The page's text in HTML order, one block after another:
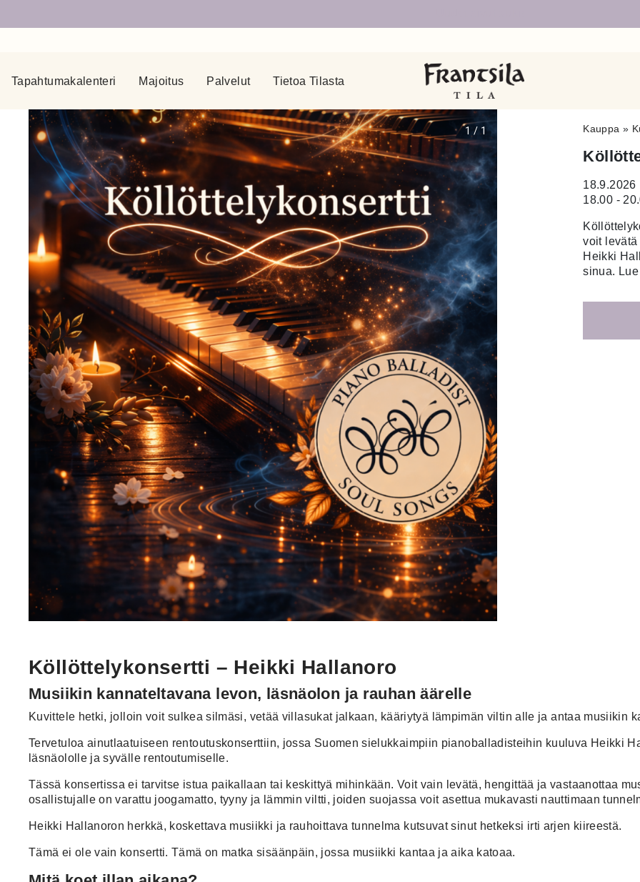
Tapahtumakalenteri Majoitus Palvelut Tietoa Tilasta
1 / 1 Kauppa »
18.9.2026
18.00 -
voit
Heikki
sinua.
Köllöttelykonsertti – Heikki Hallanoro
Musiikin kannateltavana levon, läsnäolon ja rauhan äärelle
Kuvittele hetki, jolloin voit sulkea silmäsi, vetää villasukat jalkaan, kääriytyä lämpimän viltin alle ja antaa musiikin
Tervetuloa ainutlaatuiseen rentoutuskonserttiin, jossa Suomen sielukkaimpiin pianoballadisteihin kuuluva Heikki
läsnäololle ja syvälle rentoutumiselle.
Tässä konsertissa ei tarvitse istua paikallaan tai keskittyä mihinkään. Voit vain levätä, hengittää ja vastaanottaa
osallistujalle on varattu joogamatto, tyyny ja lämmin viltti, joiden suojassa voit asettua mukavasti nauttimaan
Heikki Hallanoron herkkä, koskettava musiikki ja rauhoittava tunnelma kutsuvat sinut hetkeksi irti arjen kiireestä.
Tämä ei ole vain konsertti. Tämä on matka sisäänpäin, jossa musiikki kantaa ja aika katoaa.